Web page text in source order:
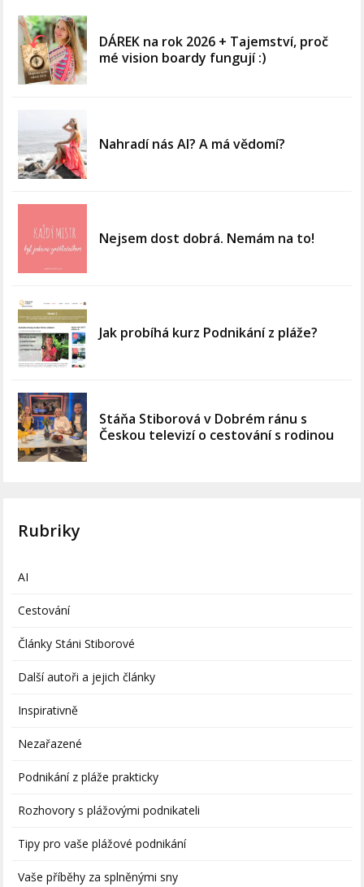
DÁREK na rok 2026 + Tajemství, proč
mé vision boardy fungují :)
Nahradí nás AI? A má vědomí?
Nejsem dost dobrá. Nemám na to!
Jak probíhá kurz Podnikání z pláže?
Stáňa Stiborová v Dobrém ránu s
Českou televizí o cestování s rodinou
Rubriky
AI
Cestování
Články Stáni Stiborové
Další autoři a jejich články
Inspirativně
Nezařazené
Podnikání z pláže prakticky
Rozhovory s plážovými podnikateli
Tipy pro vaše plážové podnikání
Vaše příběhy za splněnými sny